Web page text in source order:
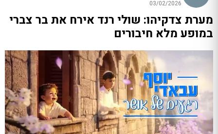
03/02/2026
מערת צדקיהו: שולי רנד אירח את בר צברי
במופע מלא חיבורים